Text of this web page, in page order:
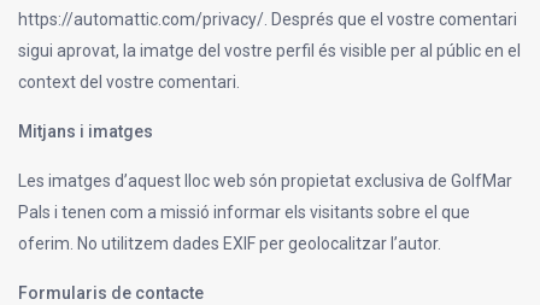
https://automattic.com/privacy/. Després que el vostre comentari
sigui aprovat, la imatge del vostre perfil és visible per al públic en el
context del vostre comentari.
Mitjans i imatges
Les imatges d’aquest lloc web són propietat exclusiva de GolfMar
Pals i tenen com a missió informar els visitants sobre el que
oferim. No utilitzem dades EXIF per geolocalitzar l’autor.
Formularis de contacte